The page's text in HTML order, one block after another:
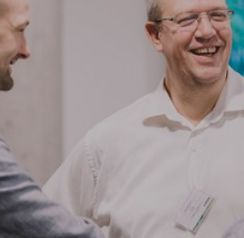
Kontakt oss
Jobbe for oss